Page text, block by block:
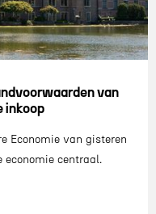
van
inkoop
Economie van gisteren
centraal.